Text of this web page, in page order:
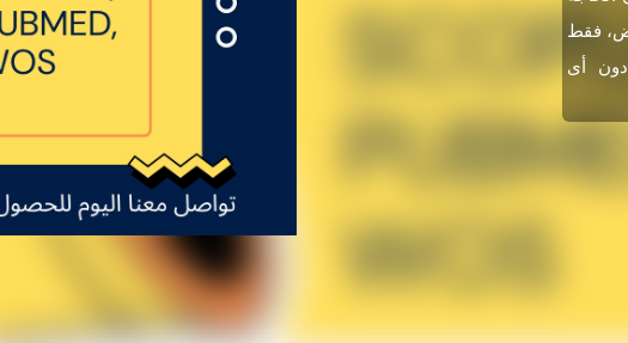
فقط
دون أی